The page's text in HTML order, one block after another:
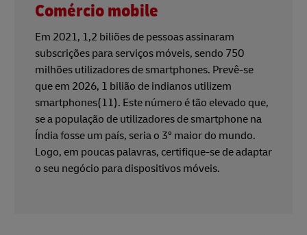
Comércio mobile
Em 2021, 1,2 biliões de pessoas assinaram
subscrições para serviços móveis, sendo 750
milhões utilizadores de smartphones. Prevê-se
que em 2026, 1 bilião de indianos utilizem
smartphones(11). Este número é tão elevado que,
se a população de utilizadores de smartphone na
Índia fosse um país, seria o 3º maior do mundo.
Logo, em poucas palavras, certifique-se de adaptar
o seu negócio para dispositivos móveis.